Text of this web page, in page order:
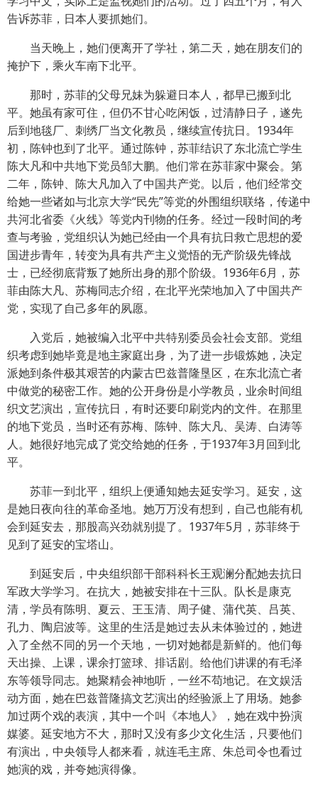
告诉苏菲，日本人要抓她们。
当天晚上，她们便离开了学社，第二天，她在朋友们的
掩护下，乘火车南下北平。
那时，苏菲的父母兄妹为躲避日本人，都早已搬到北
平。她虽有家可住，但仍不甘心吃闲饭，过清静日子，遂先
后到地毯厂、刺绣厂当文化教员，继续宣传抗日。1934年
初，陈钟也到了北平。通过陈钟，苏菲结识了东北流亡学生
陈大凡和中共地下党员邹大鹏。他们常在苏菲家中聚会。第
二年，陈钟、陈大凡加入了中国共产党。以后，他们经常交
给她一些诸如与北京大学“民先”等党的外围组织联络，传递中
共河北省委《火线》等党内刊物的任务。经过一段时间的考
查与考验，党组织认为她已经由一个具有抗日救亡思想的爱
国进步青年，转变为具有共产主义觉悟的无产阶级先锋战
士，已经彻底背叛了她所出身的那个阶级。1936年6月，苏
菲由陈大凡、苏梅同志介绍，在北平光荣地加入了中国共产
党，实现了自己多年的夙愿。
入党后，她被编入北平中共特别委员会社会支部。党组
织考虑到她毕竟是地主家庭出身，为了进一步锻炼她，决定
派她到条件极其艰苦的内蒙古巴兹普隆垦区，在东北流亡者
中做党的秘密工作。她的公开身份是小学教员，业余时间组
织文艺演出，宣传抗日，有时还要印刷党内的文件。在那里
的地下党员，当时还有苏梅、陈钟、陈大凡、吴涛、白涛等
人。她很好地完成了党交给她的任务，于1937年3月回到北
平。
苏菲一到北平，组织上便通知她去延安学习。延安，这
是她日夜向往的革命圣地。她万万没有想到，自己也能有机
会到延安去，那股高兴劲就别提了。1937年5月，苏菲终于
见到了延安的宝塔山。
到延安后，中央组织部干部科科长王观澜分配她去抗日
军政大学学习。在抗大，她被安排在十三队。队长是康克
清，学员有陈明、夏云、王玉清、周子健、蒲代英、吕英、
孔力、陶启波等。这里的生活是她过去从未体验过的，她进
入了全然不同的另一个天地，一切对她都是新鲜的。他们每
天出操、上课，课余打篮球、排话剧。给他们讲课的有毛泽
东等领导同志。她聚精会神地听，一丝不苟地记。在文娱活
动方面，她在巴兹普隆搞文艺演出的经验派上了用场。她参
加过两个戏的表演，其中一个叫《本地人》，她在戏中扮演
媒婆。延安地方不大，那时又没有多少文化生活，只要他们
有演出，中央领导人都来看，就连毛主席、朱总司令也看过
她演的戏，并夸她演得像。